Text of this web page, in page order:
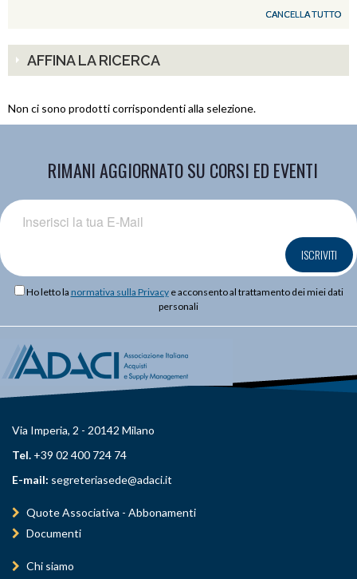
CANCELLA TUTTO
AFFINA LA RICERCA
Non ci sono prodotti corrispondenti alla selezione.
RIMANI AGGIORNATO SU CORSI ED EVENTI
ISCRIVITI
Ho letto la normativa sulla Privacye acconsento al trattamento dei miei dati
personali
Via Imperia, 2 - 20142 Milano
Tel. +39 02 400 724 74
E-mail: segreteriasede@adaci.it
Quote Associativa - Abbonamenti
Documenti
Chi siamo